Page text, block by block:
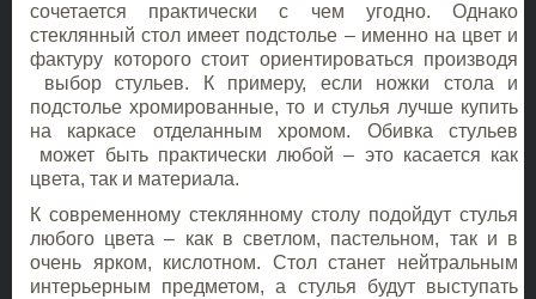
сочетается практически с чем угодно. Однако
стеклянный стол имеет подстолье – именно на цвет и
фактуру которого стоит ориентироваться производя
выбор стульев. К примеру, если ножки стола и
подстолье хромированные, то и стулья лучше купить
на каркасе отделанным хромом. Обивка стульев
может быть практически любой – это касается как
цвета, так и материала.
К современному стеклянному столу подойдут стулья
любого цвета – как в светлом, пастельном, так и в
очень ярком, кислотном. Стол станет нейтральным
интерьерным предметом, а стулья будут выступать